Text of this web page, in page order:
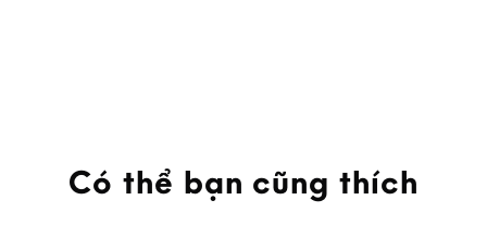
Có thể bạn cũng thích